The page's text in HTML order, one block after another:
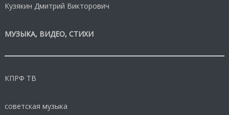
Кузякин Дмитрий Викторович
МУЗЫКА, ВИДЕО, СТИХИ
КПРФ ТВ
советская музыка